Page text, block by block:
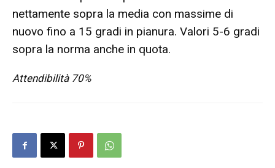
nettamente sopra la media con massime di
nuovo fino a 15 gradi in pianura. Valori 5-6 gradi
sopra la norma anche in quota.
Attendibilità 70%